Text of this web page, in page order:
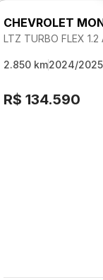
CHEVROLET
LTZ TURBO FLEX
2.850 km2024/2025
R$ 134.590